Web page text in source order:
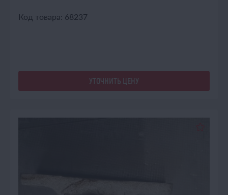
Код товара: 68237
УТОЧНИТЬ ЦЕНУ